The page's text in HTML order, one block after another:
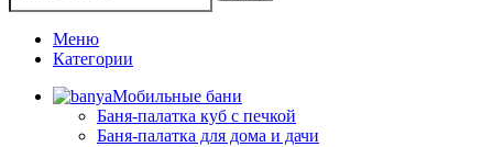
Меню
Категории
Мобильные бани
Баня-палатка куб с печкой
Баня-палатка для дома и дачи